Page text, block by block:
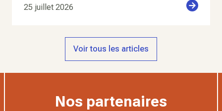
25 juillet 2026
Voir tous les articles
Nos partenaires